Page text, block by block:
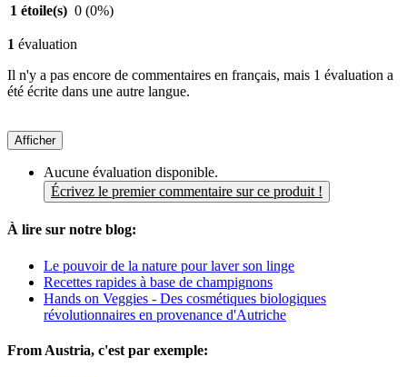
1 étoile(s) 0 (0%)
1 évaluation
Il n'y a pas encore de commentaires en français, mais 1 évaluation a
été écrite dans une autre langue.
Afficher
Aucune évaluation disponible.
Écrivez le premier commentaire sur ce produit !
À lire sur notre blog:
Le pouvoir de la nature pour laver son linge
Recettes rapides à base de champignons
Hands on Veggies - Des cosmétiques biologiques
révolutionnaires en provenance d'Autriche
From Austria, c'est par exemple: